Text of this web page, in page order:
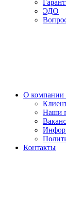
ЭДО
О компании
Наши
Контакты